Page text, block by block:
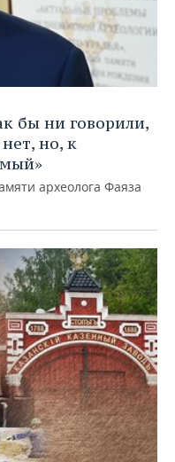
бы ни говорили,
но, к
археолога Фаяза